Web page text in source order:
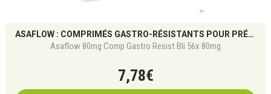
ASAFLOW : COMPRIMÉS GASTRO-RÉSISTANTS POUR PRÉVENTION CARDIOVASCULAIRE
Asaflow 80mg Comp Gastro Resist Bli 56x 80mg
7,78€